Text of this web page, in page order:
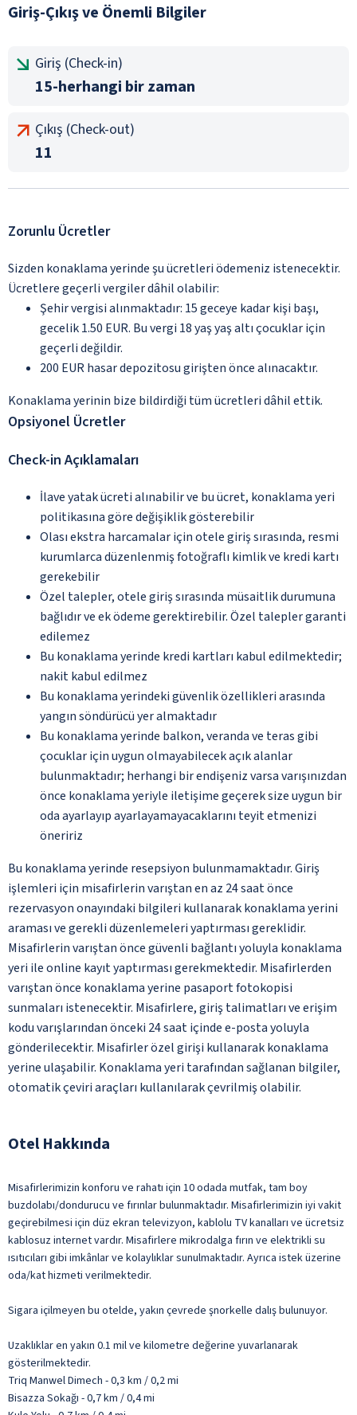
Giriş-Çıkış ve Önemli Bilgiler
Giriş (Check-in)
15-herhangi bir zaman
Çıkış (Check-out)
11
Zorunlu Ücretler
Sizden konaklama yerinde şu ücretleri ödemeniz istenecektir.
Ücretlere geçerli vergiler dâhil olabilir:
Şehir vergisi alınmaktadır: 15 geceye kadar kişi başı,
gecelik 1.50 EUR. Bu vergi 18 yaş yaş altı çocuklar için
geçerli değildir.
200 EUR hasar depozitosu girişten önce alınacaktır.
Konaklama yerinin bize bildirdiği tüm ücretleri dâhil ettik.
Opsiyonel Ücretler
Check-in Açıklamaları
İlave yatak ücreti alınabilir ve bu ücret, konaklama yeri
politikasına göre değişiklik gösterebilir
Olası ekstra harcamalar için otele giriş sırasında, resmi
kurumlarca düzenlenmiş fotoğraflı kimlik ve kredi kartı
gerekebilir
Özel talepler, otele giriş sırasında müsaitlik durumuna
bağlıdır ve ek ödeme gerektirebilir. Özel talepler garanti
edilemez
Bu konaklama yerinde kredi kartları kabul edilmektedir;
nakit kabul edilmez
Bu konaklama yerindeki güvenlik özellikleri arasında
yangın söndürücü yer almaktadır
Bu konaklama yerinde balkon, veranda ve teras gibi
çocuklar için uygun olmayabilecek açık alanlar
bulunmaktadır; herhangi bir endişeniz varsa varışınızdan
önce konaklama yeriyle iletişime geçerek size uygun bir
oda ayarlayıp ayarlayamayacaklarını teyit etmenizi
öneririz
Bu konaklama yerinde resepsiyon bulunmamaktadır. Giriş
işlemleri için misafirlerin varıştan en az 24 saat önce
rezervasyon onayındaki bilgileri kullanarak konaklama yerini
araması ve gerekli düzenlemeleri yaptırması gereklidir.
Misafirlerin varıştan önce güvenli bağlantı yoluyla konaklama
yeri ile online kayıt yaptırması gerekmektedir. Misafirlerden
varıştan önce konaklama yerine pasaport fotokopisi
sunmaları istenecektir. Misafirlere, giriş talimatları ve erişim
kodu varışlarından önceki 24 saat içinde e-posta yoluyla
gönderilecektir. Misafirler özel girişi kullanarak konaklama
yerine ulaşabilir. Konaklama yeri tarafından sağlanan bilgiler,
otomatik çeviri araçları kullanılarak çevrilmiş olabilir.
Otel Hakkında
Misafirlerimizin konforu ve rahatı için 10 odada mutfak, tam boy
buzdolabı/dondurucu ve fırınlar bulunmaktadır. Misafirlerimizin iyi vakit
geçirebilmesi için düz ekran televizyon, kablolu TV kanalları ve ücretsiz
kablosuz internet vardır. Misafirlere mikrodalga fırın ve elektrikli su
ısıtıcıları gibi imkânlar ve kolaylıklar sunulmaktadır. Ayrıca istek üzerine
oda/kat hizmeti verilmektedir.
Sigara içilmeyen bu otelde, yakın çevrede şnorkelle dalış bulunuyor.
Uzaklıklar en yakın 0.1 mil ve kilometre değerine yuvarlanarak
gösterilmektedir.
Triq Manwel Dimech - 0,3 km / 0,2 mi
Bisazza Sokağı - 0,7 km / 0,4 mi